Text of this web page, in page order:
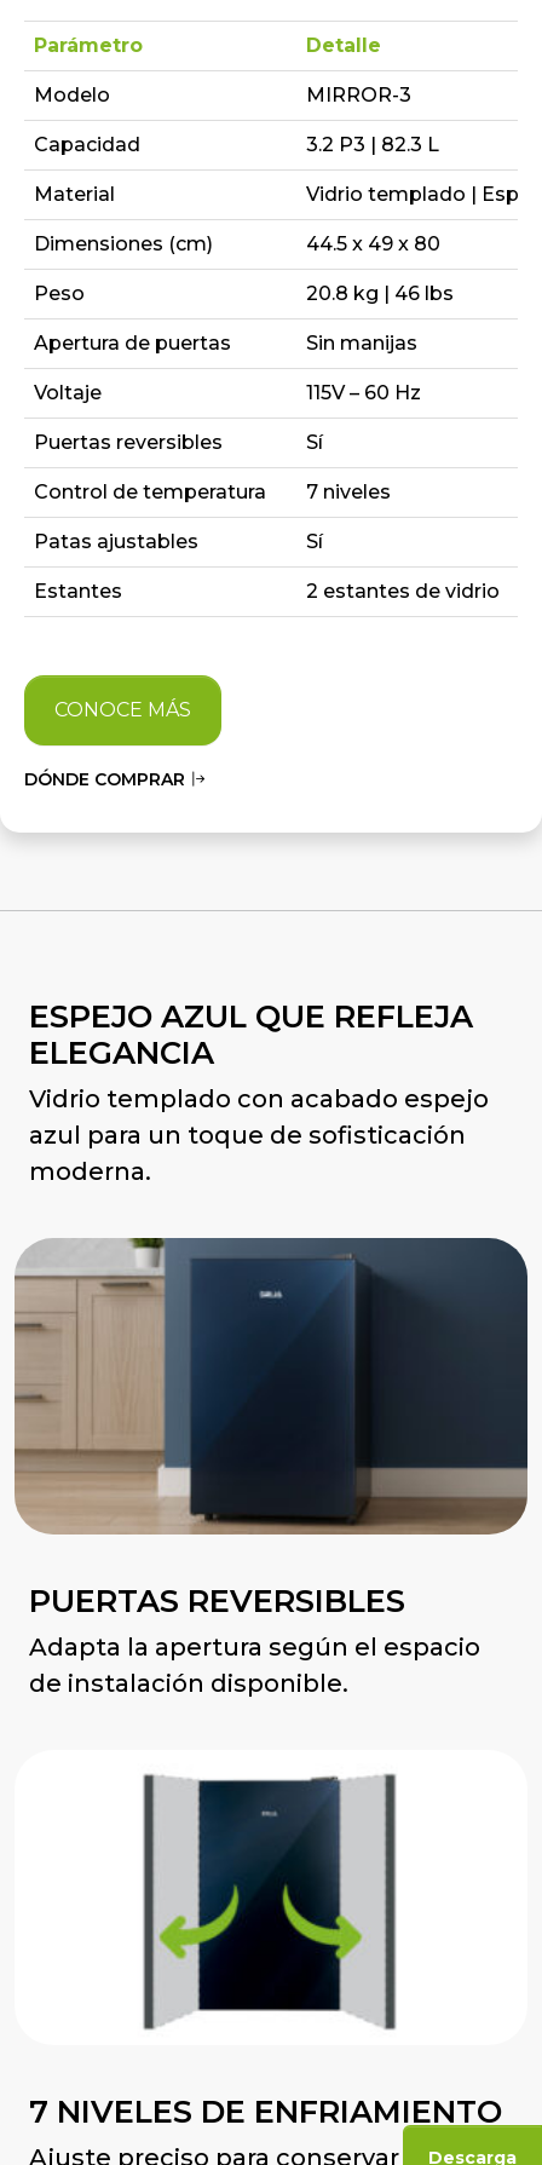
Descarga
Parámetro Detalle
Modelo MIRROR-3
Capacidad 3.2 P3 | 82.3 L
Material Vidrio templado |
Dimensiones (cm) 44.5 x 49 x 80
Peso 20.8 kg | 46 lbs
Apertura de puertas Sin manijas
Voltaje 115V – 60 Hz
Puertas reversibles Sí
Control de temperatura 7 niveles
Patas ajustables Sí
Estantes 2 estantes de vidrio
CONOCE MÁS
DÓNDE COMPRAR
ESPEJO AZUL QUE REFLEJA
ELEGANCIA
Vidrio templado con acabado espejo
azul para un toque de sofisticación
moderna.
PUERTAS REVERSIBLES
Adapta la apertura según el espacio
de instalación disponible.
7 NIVELES DE ENFRIAMIENTO
Ajuste preciso para conservar todo